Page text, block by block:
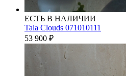
ЕСТЬ В НАЛИЧИИ
Tala Clouds 071010111
53 900 ₽